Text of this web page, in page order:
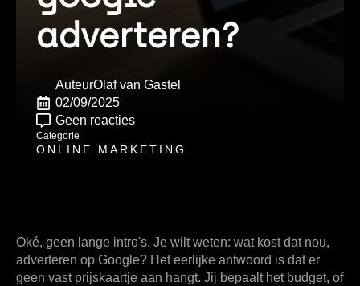
adverteren?
AuteurOlaf van Gastel
02/09/2025
Geen reacties
Categorie
ONLINE MARKETING
Oké, geen lange intro's. Je wilt weten: wat kost dat nou,
adverteren op Google? Het eerlijke antwoord is dat er
geen vast prijskaartje aan hangt. Jij bepaalt het budget, of